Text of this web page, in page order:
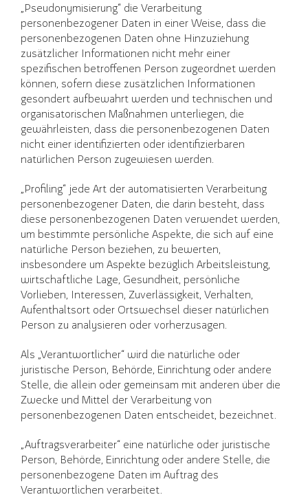
„Pseudonymisierung“ die Verarbeitung
personenbezogener Daten in einer Weise, dass die
personenbezogenen Daten ohne Hinzuziehung
zusätzlicher Informationen nicht mehr einer
spezifischen betroffenen Person zugeordnet werden
können, sofern diese zusätzlichen Informationen
gesondert aufbewahrt werden und technischen und
organisatorischen Maßnahmen unterliegen, die
gewährleisten, dass die personenbezogenen Daten
nicht einer identifizierten oder identifizierbaren
natürlichen Person zugewiesen werden.
„Profiling“ jede Art der automatisierten Verarbeitung
personenbezogener Daten, die darin besteht, dass
diese personenbezogenen Daten verwendet werden,
um bestimmte persönliche Aspekte, die sich auf eine
natürliche Person beziehen, zu bewerten,
insbesondere um Aspekte bezüglich Arbeitsleistung,
wirtschaftliche Lage, Gesundheit, persönliche
Vorlieben, Interessen, Zuverlässigkeit, Verhalten,
Aufenthaltsort oder Ortswechsel dieser natürlichen
Person zu analysieren oder vorherzusagen.
Als „Verantwortlicher“ wird die natürliche oder
juristische Person, Behörde, Einrichtung oder andere
Stelle, die allein oder gemeinsam mit anderen über die
Zwecke und Mittel der Verarbeitung von
personenbezogenen Daten entscheidet, bezeichnet.
„Auftragsverarbeiter“ eine natürliche oder juristische
Person, Behörde, Einrichtung oder andere Stelle, die
personenbezogene Daten im Auftrag des
Verantwortlichen verarbeitet.